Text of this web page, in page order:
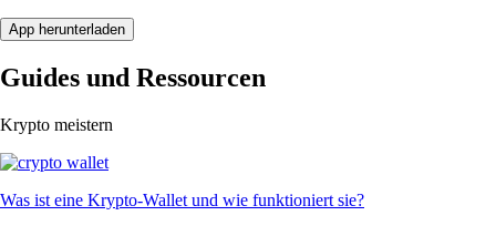
App herunterladen
Guides und Ressourcen
Krypto meistern
Was ist eine Krypto-Wallet und wie funktioniert sie?